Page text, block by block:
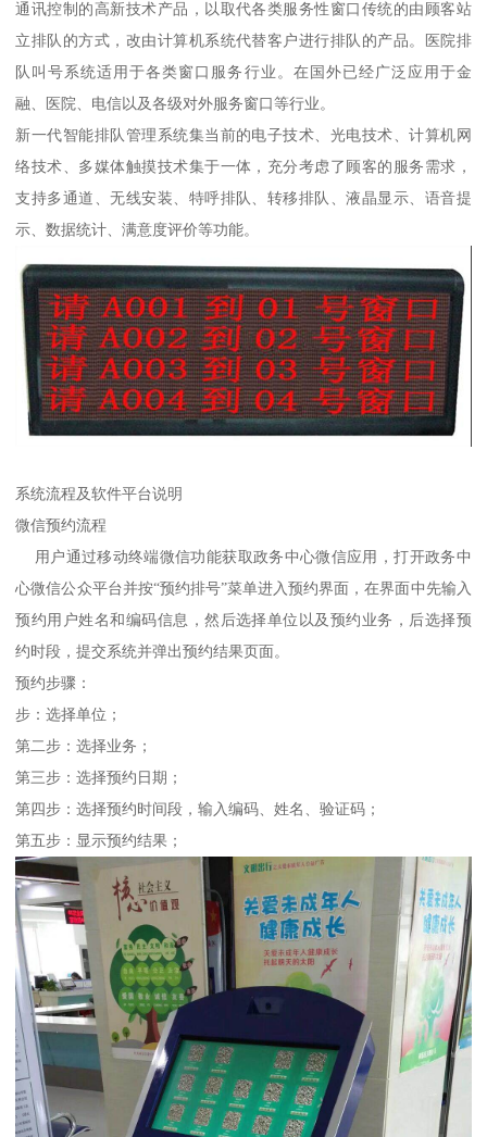
通讯控制的高新技术产品，以取代各类服务性窗口传统的由顾客站
立排队的方式，改由计算机系统代替客户进行排队的产品。医院排
队叫号系统适用于各类窗口服务行业。在国外已经广泛应用于金
融、医院、电信以及各级对外服务窗口等行业。
新一代智能排队管理系统集当前的电子技术、光电技术、计算机网
络技术、多媒体触摸技术集于一体，充分考虑了顾客的服务需求，
支持多通道、无线安装、特呼排队、转移排队、液晶显示、语音提
示、数据统计、满意度评价等功能。
系统流程及软件平台说明
微信预约流程
用户通过移动终端微信功能获取政务中心微信应用，打开政务中
心微信公众平台并按“预约排号”菜单进入预约界面，在界面中先输入
预约用户姓名和编码信息，然后选择单位以及预约业务，后选择预
约时段，提交系统并弹出预约结果页面。
预约步骤：
步：选择单位；
第二步：选择业务；
第三步：选择预约日期；
第四步：选择预约时间段，输入编码、姓名、验证码；
第五步：显示预约结果；